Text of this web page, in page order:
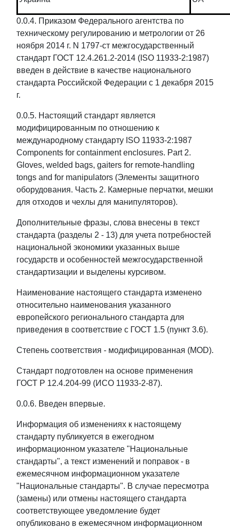
0.0.4. Приказом Федерального агентства по
техническому регулированию и метрологии от 26
ноября 2014 г. N 1797-ст межгосударственный
стандарт ГОСТ 12.4.261.2-2014 (ISO 11933-2:1987)
введен в действие в качестве национального
стандарта Российской Федерации с 1 декабря 2015
г.
0.0.5. Настоящий стандарт является
модифицированным по отношению к
международному стандарту ISO 11933-2:1987
Components for containment enclosures. Part 2.
Gloves, welded bags, gaiters for remote-handling
tongs and for manipulators (Элементы защитного
оборудования. Часть 2. Камерные перчатки, мешки
для отходов и чехлы для манипуляторов).
Дополнительные фразы, слова внесены в текст
стандарта (разделы 2 - 13) для учета потребностей
национальной экономики указанных выше
государств и особенностей межгосударственной
стандартизации и выделены курсивом.
Наименование настоящего стандарта изменено
относительно наименования указанного
европейского регионального стандарта для
приведения в соответствие с ГОСТ 1.5 (пункт 3.6).
Степень соответствия - модифицированная (MOD).
Стандарт подготовлен на основе применения
ГОСТ Р 12.4.204-99 (ИСО 11933-2-87).
0.0.6. Введен впервые.
Информация об изменениях к настоящему
стандарту публикуется в ежегодном
информационном указателе "Национальные
стандарты", а текст изменений и поправок - в
ежемесячном информационном указателе
"Национальные стандарты". В случае пересмотра
(замены) или отмены настоящего стандарта
соответствующее уведомление будет
опубликовано в ежемесячном информационном